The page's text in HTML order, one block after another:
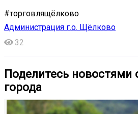
#торговлящёлково
Администрация г.о. Щёлково
32
Поделитесь новостями
города